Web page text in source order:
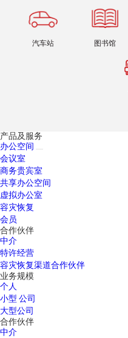
汽车站 图书馆
产品及服务
办公空间
会议室
商务贵宾室
共享办公空间
虚拟办公室
容灾恢复
会员
合作伙伴
中介
特许经营
容灾恢复渠道合作伙伴
业务规模
个人
小型 公司
大型公司
合作伙伴
中介